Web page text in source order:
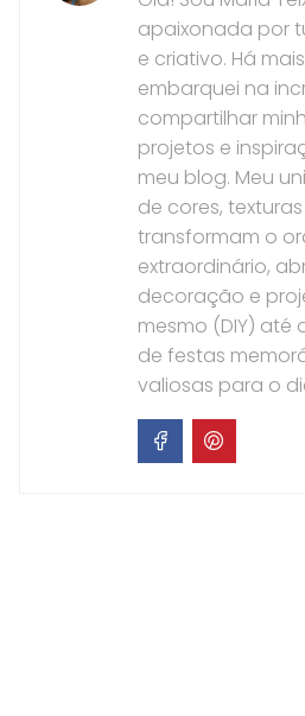
apaixonada por
e criativo. Há
embarquei na
compartilhar
projetos e
meu blog. Meu
de cores,
transformam o
extraordinário,
decoração e
mesmo (DIY) até
de festas
valiosas para o